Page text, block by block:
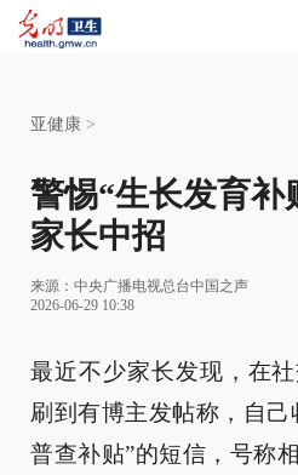
亚健康 >
警惕“生长发育补
家长中招
来源： 中央广播电视总台中国之声
2026-06-29 10:38
最近不少家长发现，在
刷到有博主发帖称，自
普查补贴”的短信，号称